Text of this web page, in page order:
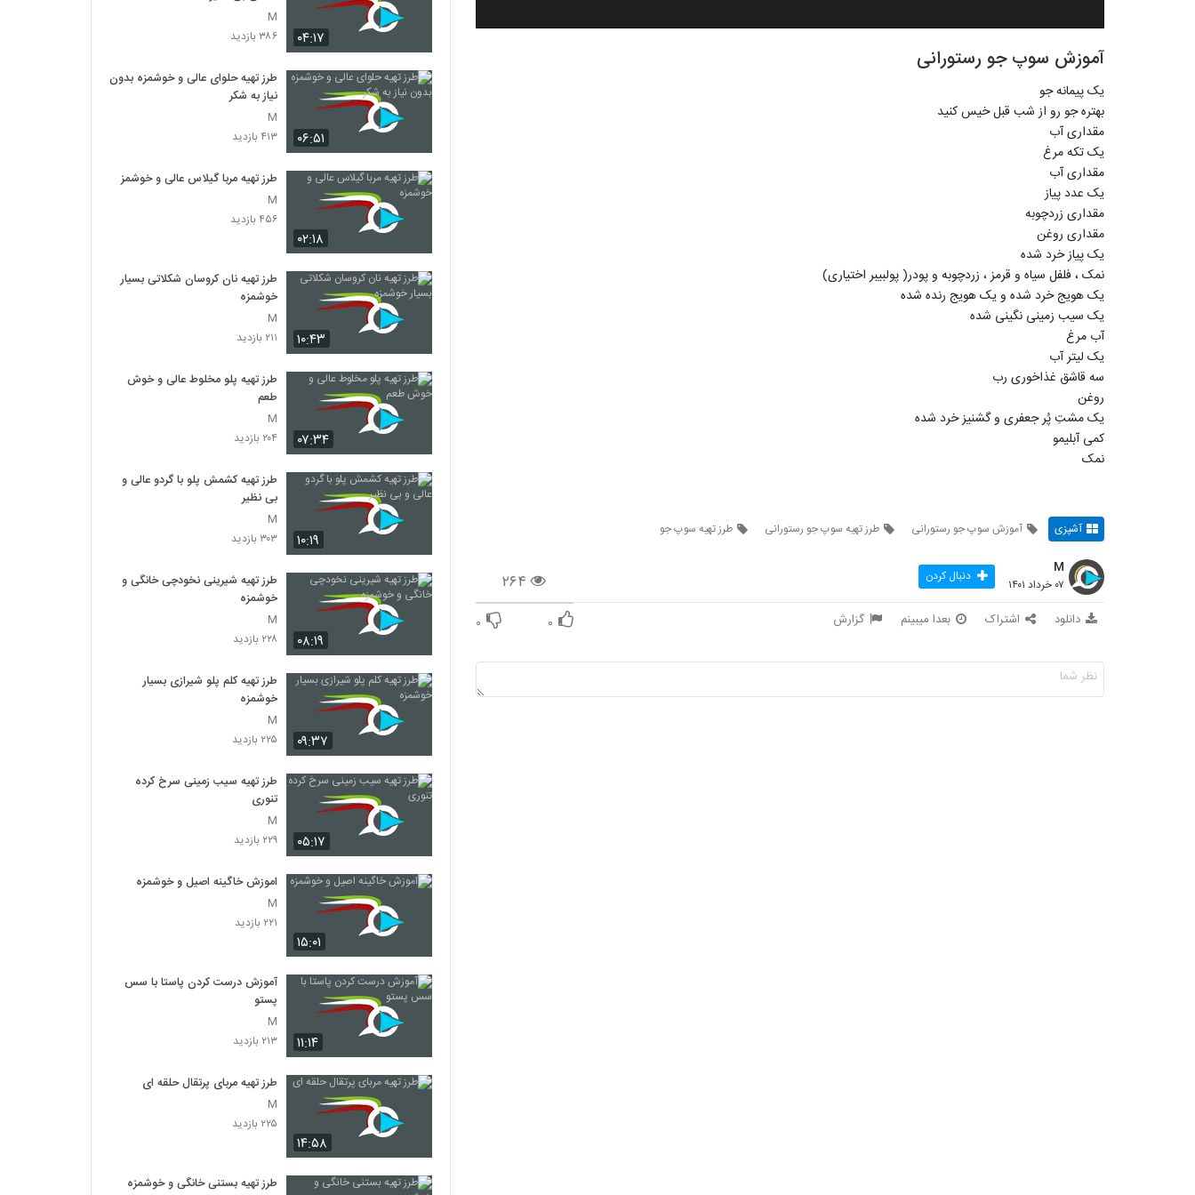
آموزش سوپ جو رستورانی
یک پیمانه جو
بهتره جو رو از شب قبل خیس کنید
مقداری آب
یک تکه مرغ
مقداری آب
یک عدد پیاز
مقداری زردچوبه
مقداری روغن
یک پیاز خرد شده
نمک ، فلفل سیاه و قرمز ، زردچوبه و پودر( پولبیبر اختیاری)
یک هویج خرد شده و یک هویج رنده شده
یک سیب زمینی نگینی شده
آب مرغ
یک لیتر آب
سه قاشق غذاخوری رب
روغن
یک مشتِ پُر جعفری و گشنیز خرد شده
کمی آبلیمو
نمک
آشپزی آموزش سوپ جو رستورانی طرز تهیه سوپ جو رستورانی طرز تهیه سوپ جو
۲۶۴
M
۰۷ خرداد ۱۴۰۱ دنبال کردن
دانلود اشتراک بعدا میبینم گزارش ۰ ۰
۰۴:۱۷
M
۳۸۶ بازدید
۰۶:۵۱
طرز تهیه حلوای عالی و خوشمزه بدون
نیاز به شکر
M
۴۱۳ بازدید
۰۲:۱۸
طرز تهیه مربا گیلاس عالی و خوشمزه
M
۴۵۶ بازدید
۱۰:۴۳
طرز تهیه نان کروسان شکلاتی بسیار
خوشمزه
M
۲۱۱ بازدید
۰۷:۳۴
طرز تهیه پلو مخلوط عالی و خوش
طعم
M
۲۰۴ بازدید
۱۰:۱۹
طرز تهیه کشمش پلو با گردو عالی و
بی نظیر
M
۳۰۳ بازدید
۰۸:۱۹
طرز تهیه شیرینی نخودچی خانگی و
خوشمزه
M
۲۲۸ بازدید
۰۹:۳۷
طرز تهیه کلم پلو شیرازی بسیار
خوشمزه
M
۲۲۵ بازدید
۰۵:۱۷
طرز تهیه سیب زمینی سرخ کرده
تنوری
M
۲۲۹ بازدید
۱۵:۰۱
اموزش خاگینه اصیل و خوشمزه
M
۲۲۱ بازدید
۱۱:۱۴
آموزش درست کردن پاستا با سس
پستو
M
۲۱۳ بازدید
۱۴:۵۸
طرز تهیه مربای پرتقال حلقه ای
M
۲۲۵ بازدید
طرز تهیه بستنی خانگی و خوشمزه